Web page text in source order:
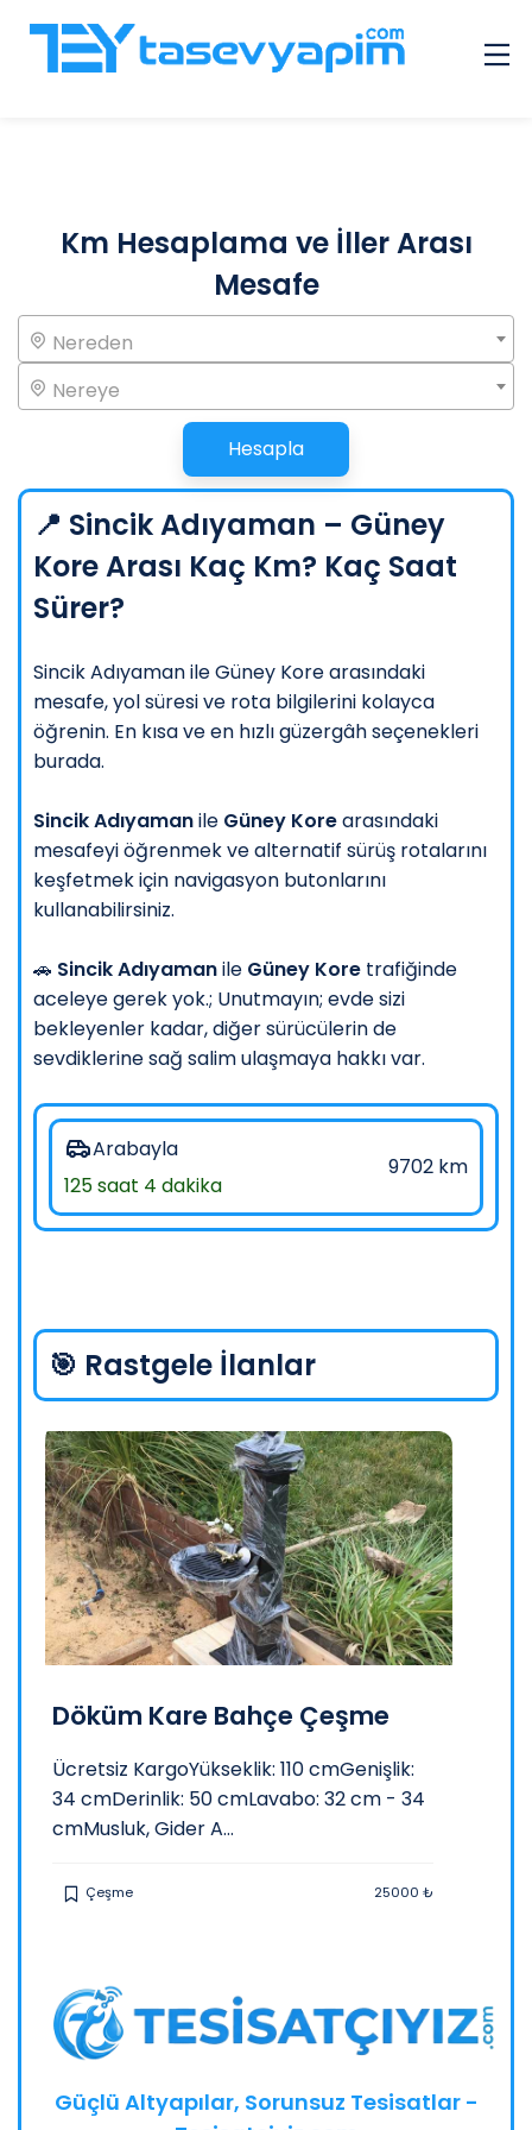
İlanlar
İletişim
Km Hesaplama ve İller Arası
Mesafe
Nereden
Nereye
Hesapla
📍 Sincik Adıyaman – Güney
Kore Arası Kaç Km? Kaç Saat
Sürer?
Sincik Adıyaman ile Güney Kore arasındaki
mesafe, yol süresi ve rota bilgilerini kolayca
öğrenin. En kısa ve en hızlı güzergâh seçenekleri
burada.
Sincik Adıyamanile Güney Korearasındaki
mesafeyi öğrenmek ve alternatif sürüş rotalarını
keşfetmek için navigasyon butonlarını
kullanabilirsiniz.
🚗 Sincik Adıyamanile Güney Kore trafiğinde
aceleye gerek yok.; Unutmayın; evde sizi
bekleyenler kadar, diğer sürücülerin de
sevdiklerine sağ salim ulaşmaya hakkı var.
Arabayla
125 saat 4 dakika
9702 km
🎯 Rastgele İlanlar
Döküm Kare Bahçe Çeşme
Ücretsiz KargoYükseklik: 110 cmGenişlik:
34 cmDerinlik: 50 cmLavabo: 32 cm - 34
cmMusluk, Gider A...
Çeşme 25000 ₺
Güçlü Altyapılar, Sorunsuz Tesisatlar -